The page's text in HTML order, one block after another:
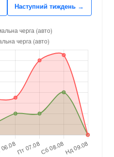
Наступний тиждень →